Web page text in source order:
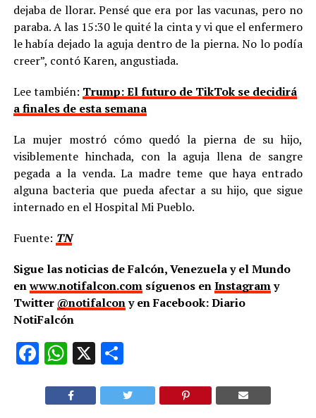
dejaba de llorar. Pensé que era por las vacunas, pero no
paraba. A las 15:30 le quité la cinta y vi que el enfermero
le había dejado la aguja dentro de la pierna. No lo podía
creer”, contó Karen, angustiada.
Lee también: Trump: El futuro de TikTok se decidirá
a finales de esta semana
La mujer mostró cómo quedó la pierna de su hijo,
visiblemente hinchada, con la aguja llena de sangre
pegada a la venda. La madre teme que haya entrado
alguna bacteria que pueda afectar a su hijo, que sigue
internado en el Hospital Mi Pueblo.
Fuente: TN
Sigue las noticias de Falcón, Venezuela y el Mundo
enwww.notifalcon.comsíguenos enInstagramy
Twitter @notifalcony en Facebook: Diario
NotiFalcón
Facebook
WhatsApp
X Compartir